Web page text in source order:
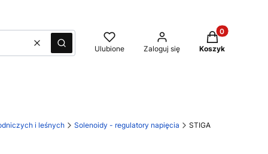
WyczyśćSzukaj Ulubione Zaloguj się
Produkty w
Koszyk
i leśnych Solenoidy - regulatory napięcia STIGA